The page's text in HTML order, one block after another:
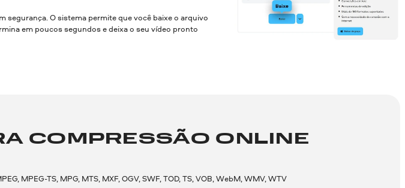
segurança. O sistema permite que você baixe o arquivo
em poucos segundos e deixa o seu vídeo pronto
COMPRESSÃO ONLINE
MPEG-TS, MPG, MTS, MXF, OGV, SWF, TOD, TS, VOB, WebM, WMV, WTV